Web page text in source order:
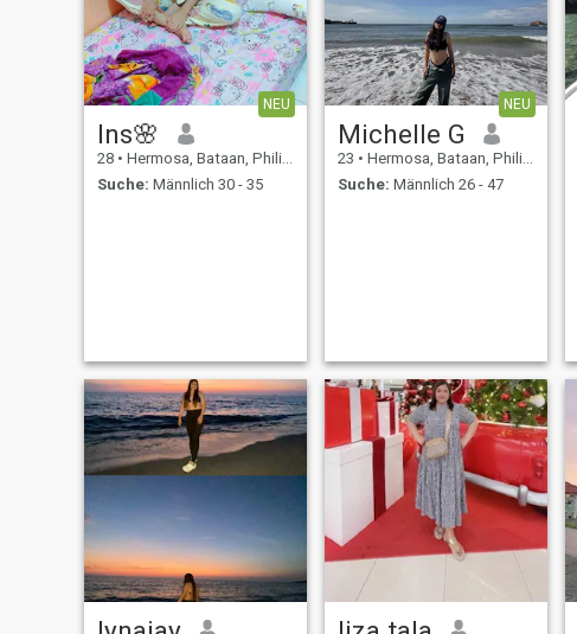
NEU
Ins🌸
28 • Hermosa, Bataan, Philippinen
Suche: Männlich 30 - 35
NEU
Michelle G
23 • Hermosa, Bataan, Philippinen
Suche: Männlich 26 - 47